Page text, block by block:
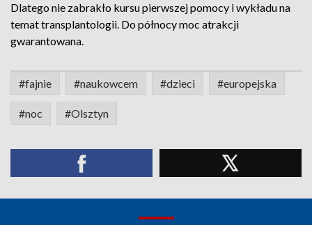
Dlatego nie zabrakło kursu pierwszej pomocy i wykładu na
temat transplantologii. Do północy moc atrakcji
gwarantowana.
#fajnie #naukowcem #dzieci #europejska
#noc #Olsztyn